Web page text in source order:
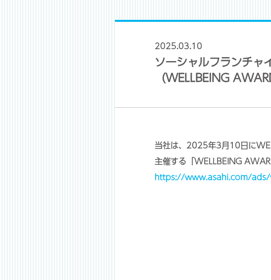
2025.03.10
ソーシャルフランチャ
（WELLBEING
当社は、2025年3月10日に
主催する「WELLBEING
https://www.asahi.com/